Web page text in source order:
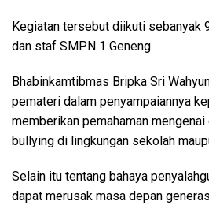
Kegiatan tersebut diikuti sebanyak
dan staf SMPN 1 Geneng.
Bhabinkamtibmas Bripka Sri
pemateri dalam penyampaiannya
memberikan pemahaman
bullying di lingkungan sekolah
Selain itu tentang bahaya
dapat merusak masa depan